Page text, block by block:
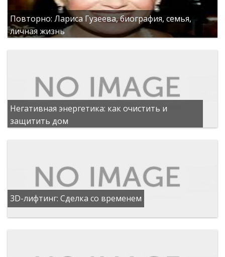
Повторно: Лариса Гузеева, биография, семья,
личная жизнь
Негативная энергетика: как очистить и
защитить дом
3D-лифтинг: Сделка со временем